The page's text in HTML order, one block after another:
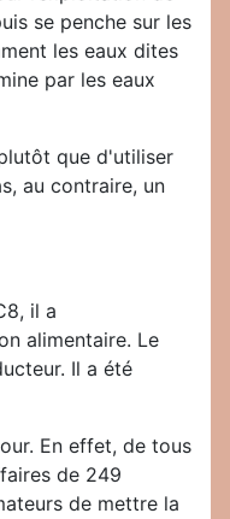
se penche sur les
les eaux dites
par les eaux
que d'utiliser
au contraire, un
il a
alimentaire. Le
Il a été
En effet, de tous
de 249
de mettre la